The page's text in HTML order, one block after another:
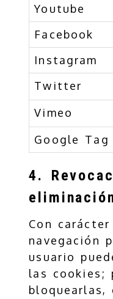
Youtube
Facebook
Instagram
Twitter
Vimeo
Google Tag
4.
Con
navegación
usuario
las cookies;
bloquearlas,